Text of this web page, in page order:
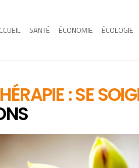
SANTÉ ÉCONOMIE ÉCOLOGIE
: SE